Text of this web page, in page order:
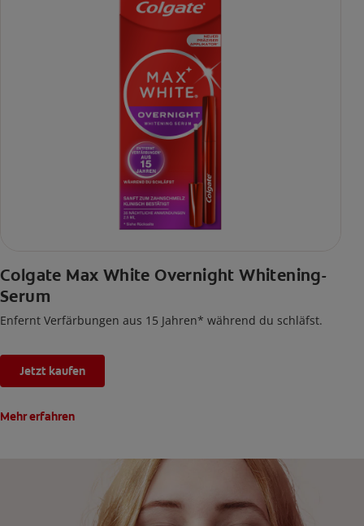
Colgate Max White Overnight Whitening-
Serum
Enfernt Verfärbungen aus 15 Jahren* während du schläfst.
Jetzt kaufen
Mehr erfahren